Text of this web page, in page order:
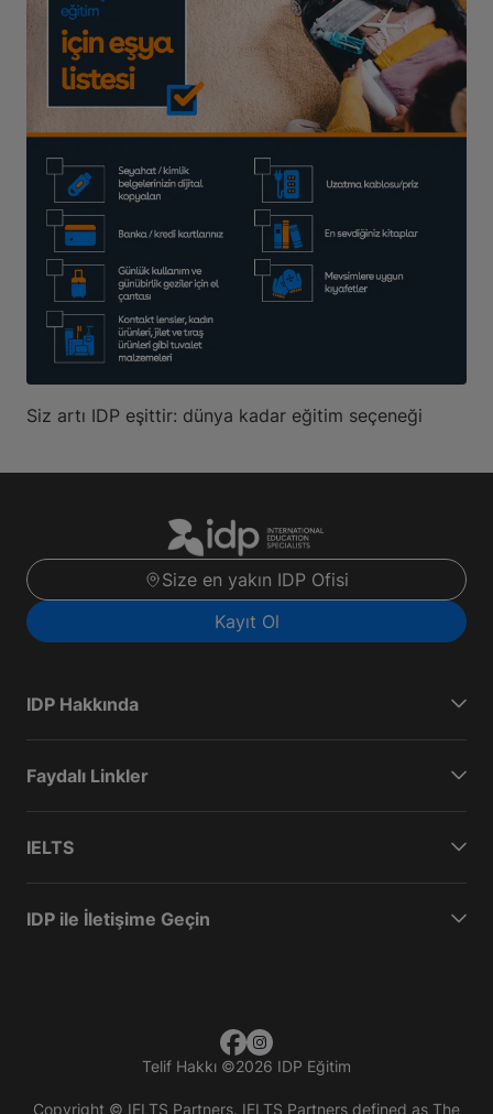
Siz artı IDP eşittir: dünya kadar eğitim seçeneği
Size en yakın IDP Ofisi
Kayıt Ol
IDP Hakkında
Faydalı Linkler
IELTS
IDP ile İletişime Geçin
Telif Hakkı ©2026 IDP Eğitim
Copyright © IELTS Partners. IELTS Partners defined as The